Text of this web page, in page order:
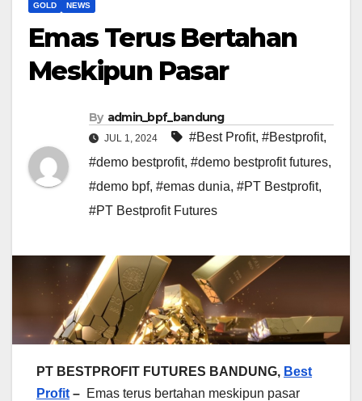
GOLD NEWS
Emas Terus Bertahan
Meskipun Pasar
By admin_bpf_bandung
JUL 1, 2024 #Best Profit, #Bestprofit,
#demo bestprofit, #demo bestprofit futures,
#demo bpf, #emas dunia, #PT Bestprofit,
#PT Bestprofit Futures
PT BESTPROFIT FUTURES BANDUNG, Best
Profit – Emas terus bertahan meskipun pasar